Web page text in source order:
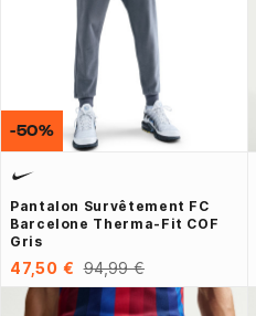
Pantalon Survêtement FC
Barcelone Therma-Fit COF
Gris
47,50 € 94,99 €
-50%